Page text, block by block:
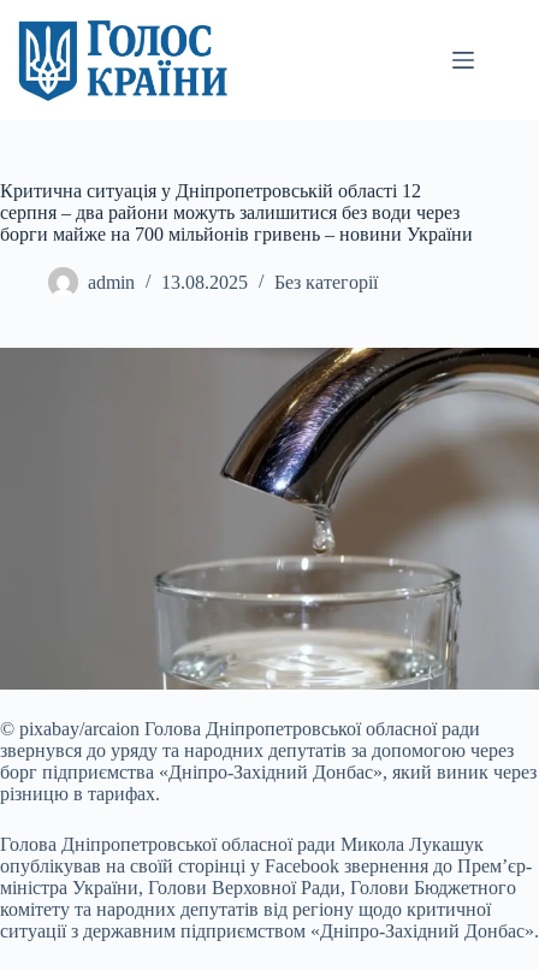
вмісту
Критична ситуація у Дніпропетровській області 12
серпня – два райони можуть залишитися без води через
борги майже на 700 мільйонів гривень – новини України
admin 13.08.2025 Без категорії
© pixabay/arcaion Голова Дніпропетровської обласної ради
звернувся до уряду та народних депутатів за допомогою через
борг підприємства «Дніпро-Західний Донбас», який виник через
різницю в тарифах.
Голова Дніпропетровської обласної ради Микола Лукашук
опублікував на своїй сторінці у Facebook звернення до Прем’єр-
міністра України, Голови Верховної Ради, Голови Бюджетного
комітету та народних депутатів від регіону щодо критичної
ситуації з державним підприємством «Дніпро-Західний Донбас».